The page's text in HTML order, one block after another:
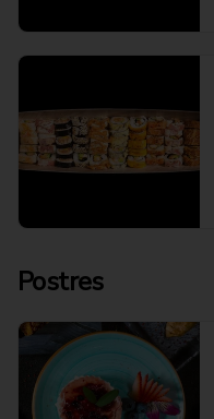
Postres